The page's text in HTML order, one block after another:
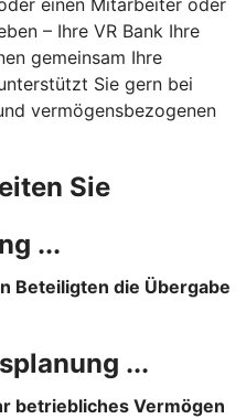
– Ihre VR Bank Ihre
gemeinsam Ihre
Sie gern bei
vermögensbezogenen
Sie
...
Beteiligten die Übergabe
...
betriebliches Vermögen